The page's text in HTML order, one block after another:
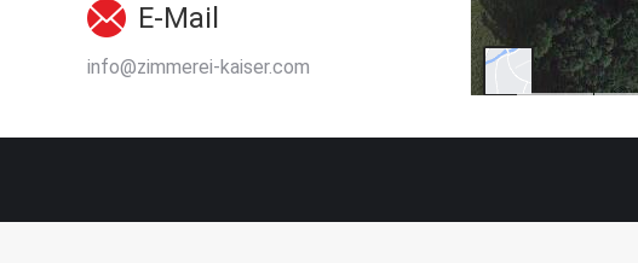
E-Mail
info@zimmerei-kaiser.com